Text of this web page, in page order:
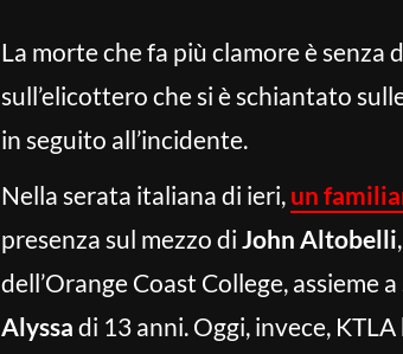
La morte che fa più clamore è senza
sull’elicottero che si è schiantato
in seguito all’incidente.
Nella serata italiana di ieri, un
presenza sul mezzo di John Altobelli
dell’Orange Coast College, assieme
Alyssa di 13 anni. Oggi, invece,